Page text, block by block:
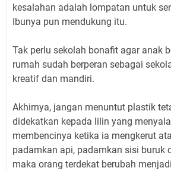
kesalahan adalah lompatan untuk
Ibunya pun mendukung itu.
Tak perlu sekolah bonafit agar anak
rumah sudah berperan sebagai
kreatif dan mandiri.
Akhirnya, jangan menuntut plastik
didekatkan kepada lilin yang
membencinya ketika ia mengkerut
padamkan api, padamkan sisi buruk
maka orang terdekat berubah